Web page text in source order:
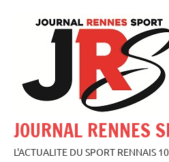
JOURNAL RENNES
L'ACTUALITE DU SPORT RENNAIS